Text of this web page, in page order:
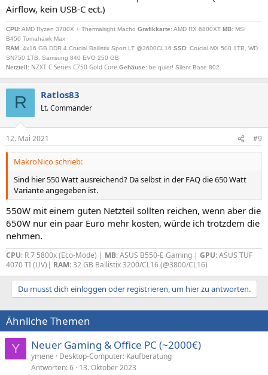
Airflow, kein USB-C ect.)
CPU: AMD Ryzen 3700X + Thermalright Macho Grafikkarte: AMD RX 6800XT MB: MSI
B450 Tomahawk Max
RAM: 4x16 GB DDR 4 Crucial Ballistix Sport LT @3600CL16 SSD: Crucial MX 500 1TB, WD
SN750 1TB, Samsung 840 EVO 250 GB
Netzteil: NZXT C Series C750 Gold Core Gehäuse: be quiet! Silent Base 802
R Ratlos83
Lt. Commander
12. Mai 2021 #9
MakroNico schrieb:
Sind hier 550 Watt ausreichend? Da selbst in der FAQ die 650 Watt
Variante angegeben ist.
550W mit einem guten Netzteil sollten reichen, wenn aber die
650W nur ein paar Euro mehr kosten, würde ich trotzdem die
nehmen.
CPU: R 7 5800x (Eco-Mode) | MB: ASUS B550-E Gaming | GPU: ASUS TUF
4070 TI (UV)| RAM: 32 GB Ballistix 3200/CL16 (@3800/CL16)
Du musst dich einloggen oder registrieren, um hier zu antworten.
Ähnliche Themen
Y Neuer Gaming & Office PC (~2000€)
ymene
Desktop-Computer: Kaufberatung
Antworten 6 13. Oktober 2023